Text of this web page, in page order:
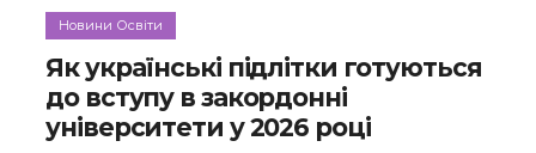
Новини Освіти
Як українські підлітки готуються
до вступу в закордонні
університети у 2026 році